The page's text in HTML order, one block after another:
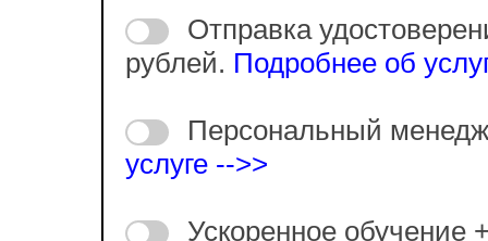
Отправка
рублей. Подробнее об
Персональный
услуге -->>
Ускоренное обучение